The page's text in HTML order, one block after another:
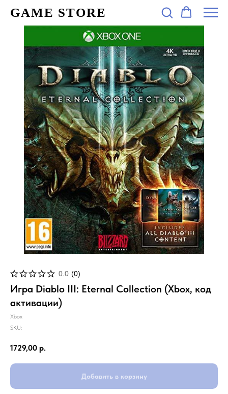
GAME STORE
0.0 (0)
Игра Diablo III: Eternal Collection (Xbox, код
активации)
Xbox
SKU:
1729,00 р.
Добавить в корзину